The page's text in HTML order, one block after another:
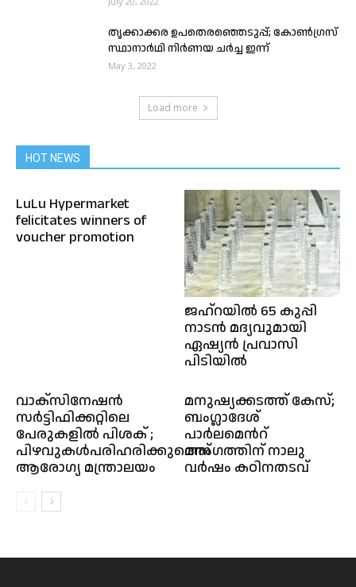
തൃക്കാക്കര ഉപതെരഞ്ഞെടുപ്പ്; കോൺഗ്രസ്
സ്ഥാനാര്‍ഥി നിര്‍ണയ ചര്‍ച്ച ഇന്ന്
May 3, 2022
Load more
HOT NEWS
LuLu Hypermarket
felicitates winners of
voucher promotion
ജഹ്‌റയിൽ 65 കുപ്പി
നാടൻ മദ്യവുമായി
ഏഷ്യൻ പ്രവാസി
പിടിയിൽ
വാക്സിനേഷൻ
സർട്ടിഫിക്കറ്റിലെ
പേരുകളിൽ പിശക് ;
പിഴവുകൾപരിഹരിക്കുമെന്ന്
ആരോഗ്യ മന്ത്രാലയം
മനുഷ്യക്കടത്ത് കേസ്;
ബംഗ്ലാദേശ്
പാർലമെൻറ്
അംഗത്തിന് നാലു
വർഷം കഠിനതടവ്